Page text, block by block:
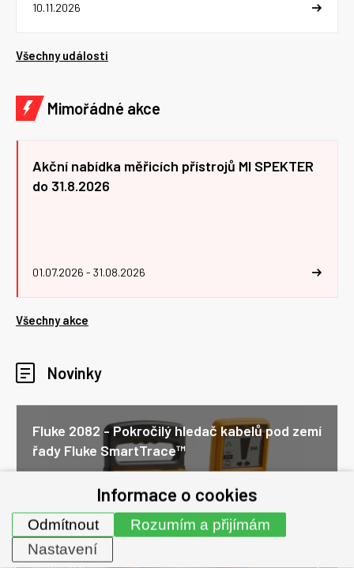
10.11.2026
Všechny události
Mimořádné akce
Akční nabídka měřicích přístrojů MI SPEKTER
do 31.8.2026
01.07.2026 - 31.08.2026
Všechny akce
Novinky
Fluke 2082 - Pokročilý hledač kabelů pod zemí
řady Fluke SmartTrace™
30.07.2026
vyhledávač kabelů řady SmartTrace™ Fluke 2082 Souprava
pro přesnou lokalizaci, trasování a dokumentaci podzemních
elektrických vedení, komunikačních...
Informace o cookies
Rozumím a přijímám
Odmítnout
Nastavení